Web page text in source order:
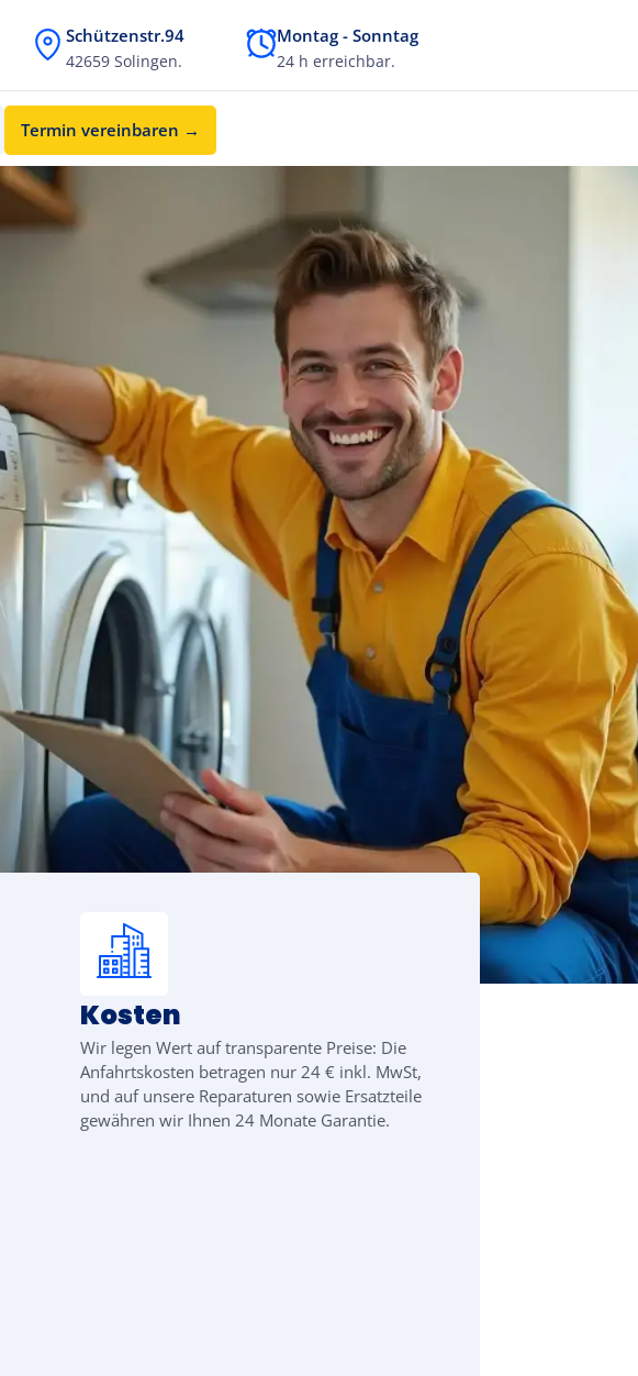
Schützenstr.94
42659 Solingen.
Montag - Sonntag
24 h erreichbar.
Termin vereinbaren →
Kosten
Wir legen Wert auf transparente Preise: Die
Anfahrtskosten betragen nur 24 € inkl. MwSt,
und auf unsere Reparaturen sowie Ersatzteile
gewähren wir Ihnen 24 Monate Garantie.